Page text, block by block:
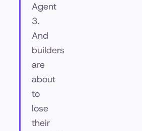
Agent
3.
And
builders
are
about
to
lose
their